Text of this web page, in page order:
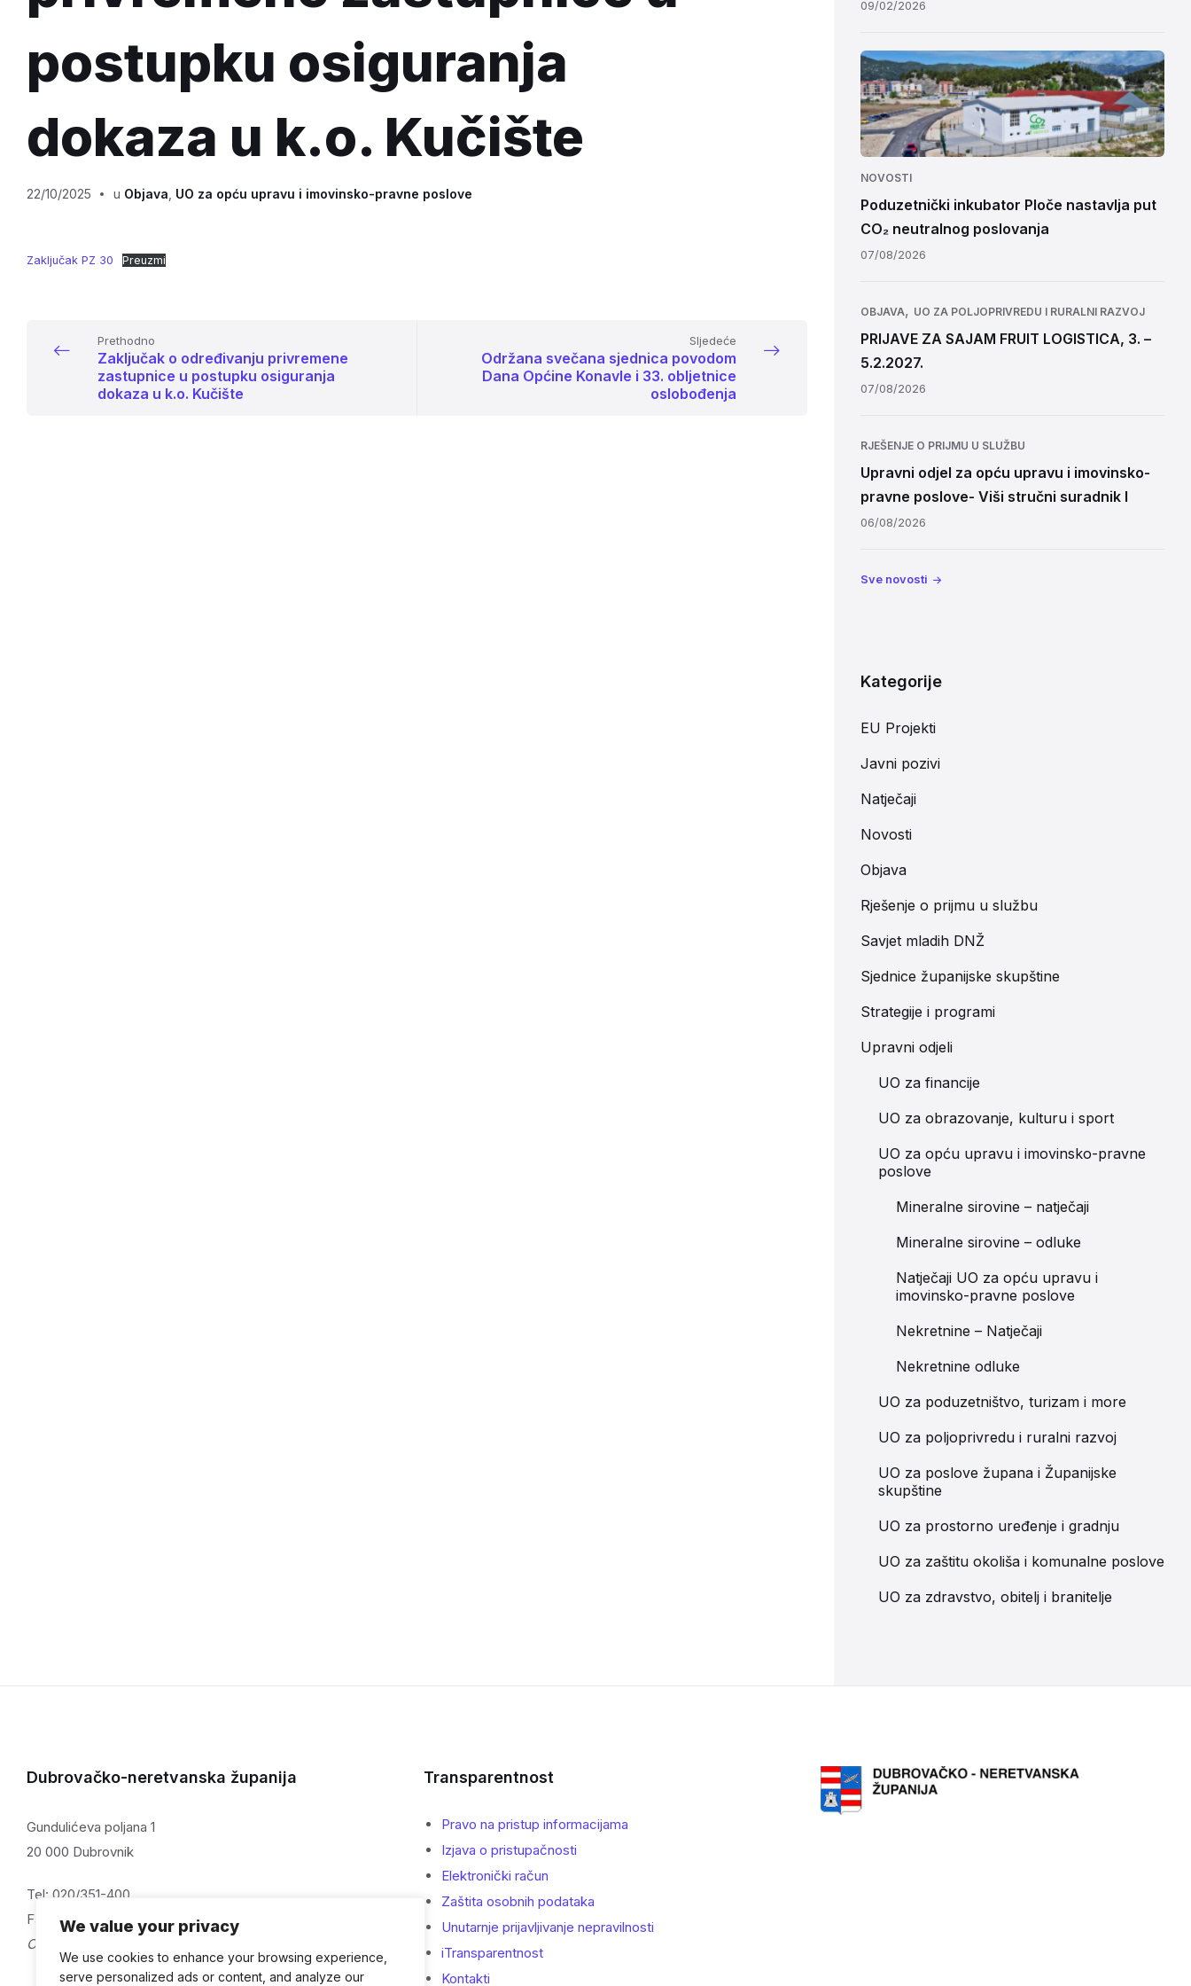
We value your privacy
We use cookies to enhance your browsing experience,
serve personalized ads or content, and analyze our
postupku osiguranja
dokaza u k.o. Kučište
22/10/2025 u Objava UO za opću upravu i imovinsko-pravne poslove
Zaključak PZ 30 Preuzmi
Prethodno
Zaključak o određivanju privremene
zastupnice u postupku osiguranja
dokaza u k.o. Kučište
Sljedeće
Održana svečana sjednica povodom
Dana Općine Konavle i 33. obljetnice
oslobođenja
09/02/2026
NOVOSTI
Poduzetnički inkubator Ploče nastavlja put
CO₂ neutralnog poslovanja
07/08/2026
OBJAVA, UO ZA POLJOPRIVREDU I RURALNI RAZVOJ
PRIJAVE ZA SAJAM FRUIT LOGISTICA, 3. –
5.2.2027.
07/08/2026
RJEŠENJE O PRIJMU U SLUŽBU
Upravni odjel za opću upravu i imovinsko-
pravne poslove- Viši stručni suradnik I
06/08/2026
Sve novosti
Kategorije
EU Projekti
Javni pozivi
Natječaji
Novosti
Objava
Rješenje o prijmu u službu
Savjet mladih DNŽ
Sjednice županijske skupštine
Strategije i programi
Upravni odjeli
UO za financije
UO za obrazovanje, kulturu i sport
UO za opću upravu i imovinsko-pravne
poslove
Mineralne sirovine – natječaji
Mineralne sirovine – odluke
Natječaji UO za opću upravu i
imovinsko-pravne poslove
Nekretnine – Natječaji
Nekretnine odluke
UO za poduzetništvo, turizam i more
UO za poljoprivredu i ruralni razvoj
UO za poslove župana i Županijske
skupštine
UO za prostorno uređenje i gradnju
UO za zaštitu okoliša i komunalne poslove
UO za zdravstvo, obitelj i branitelje
Dubrovačko-neretvanska županija
Gundulićeva poljana 1
20 000 Dubrovnik
Tel: 020/351-400
Fax: 020/321-059
OIB: 32082115313
Transparentnost
Pravo na pristup informacijama
Izjava o pristupačnosti
Elektronički račun
Zaštita osobnih podataka
Unutarnje prijavljivanje nepravilnosti
iTransparentnost
Kontakti